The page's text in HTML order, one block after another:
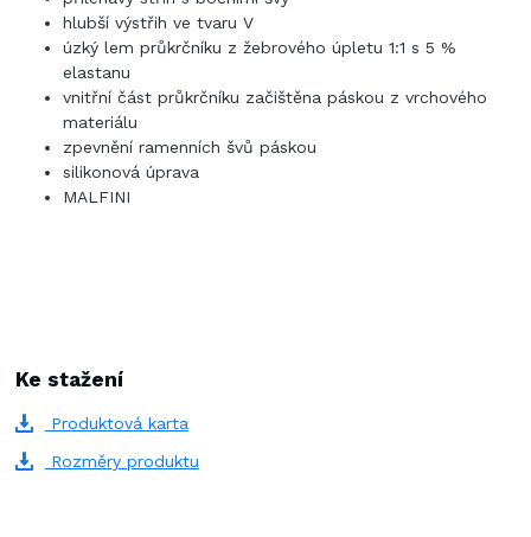
hlubší výstřih ve tvaru V
úzký lem průkrčníku z žebrového úpletu 1:1 s 5 %
elastanu
vnitřní část průkrčníku začištěna páskou z vrchového
materiálu
zpevnění ramenních švů páskou
silikonová úprava
MALFINI
Ke stažení
Produktová karta
Rozměry produktu